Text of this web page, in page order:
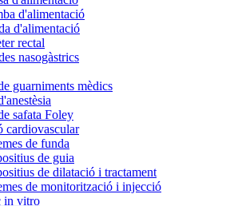
d'alimentació
d'alimentació
rectal
nasogàstrics
guarniments mèdics
safata Foley
cardiovascular
de funda
de guia
de dilatació i tractament
de monitorització i injecció
in vitro